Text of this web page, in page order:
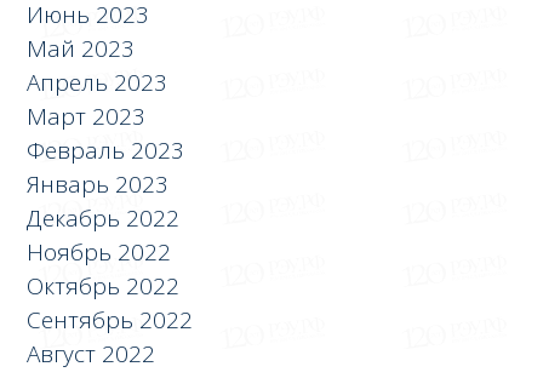
Июнь 2023
Май 2023
Апрель 2023
Март 2023
Февраль 2023
Январь 2023
Декабрь 2022
Ноябрь 2022
Октябрь 2022
Сентябрь 2022
Август 2022